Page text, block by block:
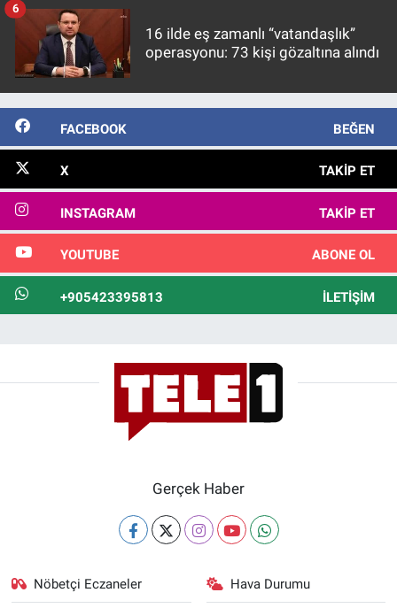
16 ilde eş zamanlı “vatandaşlık”
operasyonu: 73 kişi gözaltına alındı
6
FACEBOOK BEĞEN
X TAKIP ET
INSTAGRAM TAKIP ET
YOUTUBE ABONE OL
+905423395813 İLETIŞIM
Gerçek Haber
Nöbetçi Eczaneler Hava Durumu